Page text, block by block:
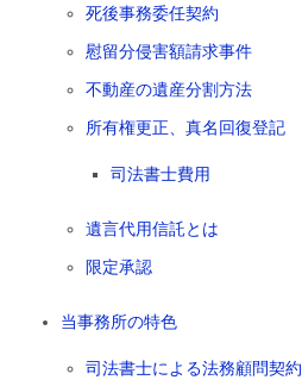
死後事務委任契約
慰留分侵害額請求事件
不動産の遺産分割方法
所有権更正、真名回復登記
司法書士費用
遺言代用信託とは
限定承認
当事務所の特色
司法書士による法務顧問契約